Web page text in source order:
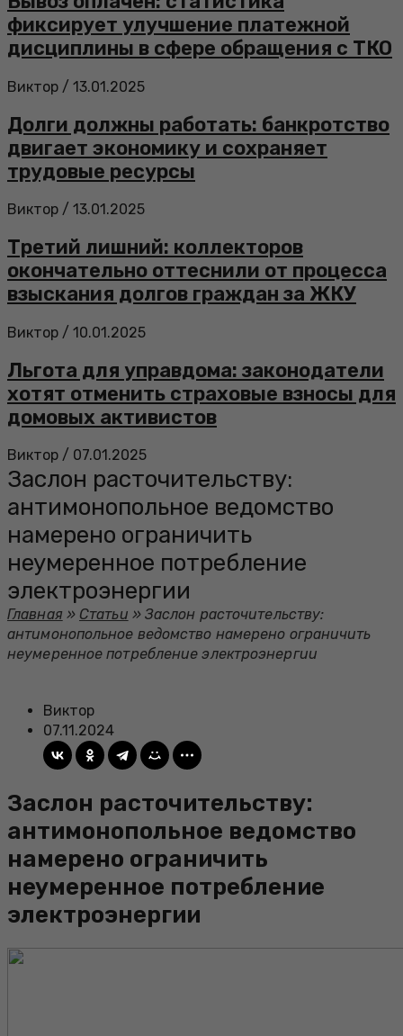
фиксирует улучшение платежной
дисциплины в сфере обращения с ТКО
Виктор / 13.01.2025
Долги должны работать: банкротство
двигает экономику и сохраняет
трудовые ресурсы
Виктор / 13.01.2025
Третий лишний: коллекторов
окончательно оттеснили от процесса
взыскания долгов граждан за ЖКУ
Виктор / 10.01.2025
Льгота для управдома: законодатели
хотят отменить страховые взносы для
домовых активистов
Виктор / 07.01.2025
Заслон расточительству:
антимонопольное ведомство
намерено ограничить
неумеренное потребление
электроэнергии
Главная » Статьи » Заслон расточительству:
антимонопольное ведомство намерено ограничить
неумеренное потребление электроэнергии
Виктор
07.11.2024
Заслон расточительству:
антимонопольное ведомство
намерено ограничить
неумеренное потребление
электроэнергии